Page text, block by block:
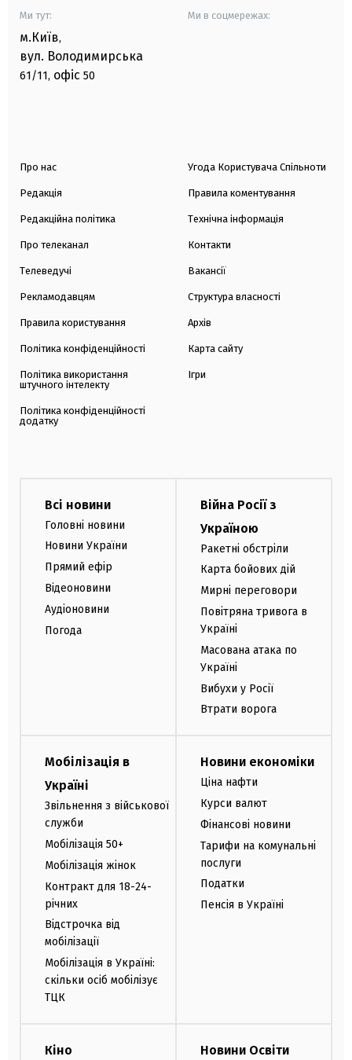
Ми тут:
м.Київ,
вул. Володимирська
61/11, офіс 50
Ми в соцмережах:
Про нас
Редакція
Редакційна політика
Про телеканал
Телеведучі
Рекламодавцям
Правила користування
Політика конфіденційності
Політика використання
штучного інтелекту
Політика конфіденційності
додатку
Угода Користувача Спільноти
Правила коментування
Технічна інформація
Контакти
Вакансії
Структура власності
Архів
Карта сайту
Ігри
Всі новини
Головні новини
Новини України
Прямий ефір
Відеоновини
Аудіоновини
Погода
Війна Росії з
Україною
Ракетні обстріли
Карта бойових дій
Мирні переговори
Повітряна тривога в
Україні
Масована атака по
Україні
Вибухи у Росії
Втрати ворога
Мобілізація в
Україні
Звільнення з військової
служби
Мобілізація 50+
Мобілізація жінок
Контракт для 18-24-
річних
Відстрочка від
мобілізації
Мобілізація в Україні:
скільки осіб мобілізує
ТЦК
Новини економіки
Ціна нафти
Курси валют
Фінансові новини
Тарифи на комунальні
послуги
Податки
Пенсія в Україні
Кіно Новини Освіти